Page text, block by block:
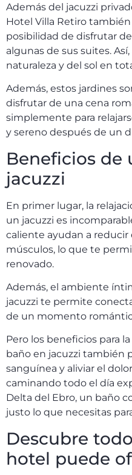
Además del jacuzzi
Hotel Villa Retiro
posibilidad de disfrutar
algunas de sus suites.
naturaleza y del sol en
Además, estos jardines
disfrutar de una cena
simplemente para
y sereno después de un
Beneficios de
jacuzzi
En primer lugar, la
un jacuzzi es
caliente ayudan a reducir
músculos, lo que te
renovado.
Además, el ambiente
jacuzzi te permite
de un momento
Pero los beneficios para
baño en jacuzzi también
sanguínea y aliviar el
caminando todo el día
Delta del Ebro, un baño
justo lo que necesitas
Descubre
hotel puede